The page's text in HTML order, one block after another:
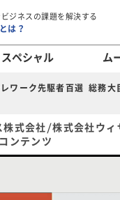
ジネスの課題を解決する
は？
スペシャル ム
ワーク先駆者百選 総務
株式会社/株式会社ウ
ンテンツ